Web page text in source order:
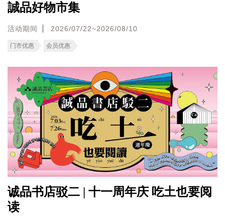
誠品好物市集
活动期间 2026/07/22~2026/08/10
门市优惠 会员优惠
诚品书店驳二 | 十一周年庆 吃土也要阅
读